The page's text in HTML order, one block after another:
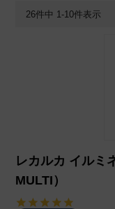
26件中 1-10件表示
レカルカ イルミ
MULTI）